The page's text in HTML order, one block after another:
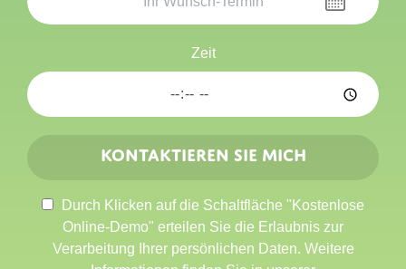
Zeit
Kontaktieren Sie mich
Durch Klicken auf die Schaltfläche "Kostenlose
Online-Demo" erteilen Sie die Erlaubnis zur
Verarbeitung Ihrer persönlichen Daten. Weitere